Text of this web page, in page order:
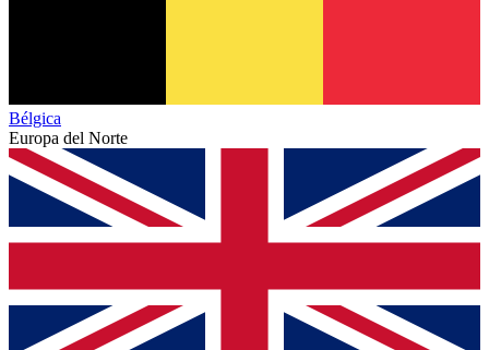
Bélgica
Europa del Norte